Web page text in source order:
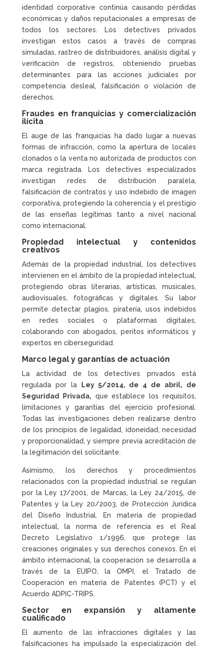
identidad corporative continúa causando pérdidas
económicas y daños reputacionales a empresas de
todos los sectores. Los detectives privados
investigan estos casos a través de compras
simuladas, rastreo de distribuidores, análisis digital y
verificación de registros, obteniendo pruebas
determinantes para las acciones judiciales por
competencia desleal, falsificación o violación de
derechos.
Fraudes en franquicias y comercialización
ilícita
El auge de las franquicias ha dado lugar a nuevas
formas de infracción, como la apertura de locales
clonados o la venta no autorizada de productos con
marca registrada. Los detectives especializados
investigan redes de distribución paralela,
falsificación de contratos y uso indebido de imagen
corporativa, protegiendo la coherencia y el prestigio
de las enseñas legítimas tanto a nivel nacional
como internacional.
Propiedad intelectual y contenidos
creativos
Además de la propiedad industrial, los detectives
intervienen en el ámbito de la propiedad intelectual,
protegiendo obras literarias, artísticas, musicales,
audiovisuales, fotográficas y digitales. Su labor
permite detectar plagios, piratería, usos indebidos
en redes sociales o plataformas digitales,
colaborando con abogados, peritos informáticos y
expertos en ciberseguridad.
Marco legal y garantías de actuación
La actividad de los detectives privados está
regulada por la
Ley 5/2014, de 4 de abril, de
Seguridad Privada, que establece los requisitos,
limitaciones y garantías del ejercicio profesional.
Todas las investigaciones deben realizarse dentro
de los principios de legalidad, idoneidad, necesidad
y proporcionalidad, y siempre previa acreditación de
la legitimación del solicitante.
Asimismo, los derechos y procedimientos
relacionados con la propiedad industrial se regulan
por la Ley 17/2001, de Marcas, la Ley 24/2015, de
Patentes y la Ley 20/2003, de Protección Jurídica
del Diseño Industrial. En materia de propiedad
intelectual, la norma de referencia es el Real
Decreto Legislativo 1/1996, que protege las
creaciones originales y sus derechos conexos. En el
ámbito internacional, la cooperación se desarrolla a
través de la EUIPO, la OMPI, el Tratado de
Cooperación en materia de Patentes (PCT) y el
Acuerdo ADPIC-TRIPS.
Sector en expansión y altamente
cualificado
El aumento de las infracciones digitales y las
falsificaciones ha impulsado la especialización del